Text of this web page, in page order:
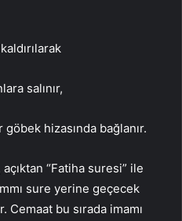
salınır,
hizasında bağlanır.
“Fatiha suresi” ile
sure yerine geçecek
Cemaat bu sırada imamı